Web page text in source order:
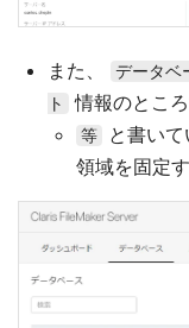
また、 データベ
ト
情報のとこ
等 と書い
領域を固定